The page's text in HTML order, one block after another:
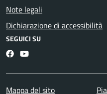
Note legali
Dichiarazione di accessibilità
SEGUICI SU
FacebookYouTube
Mappa del sito